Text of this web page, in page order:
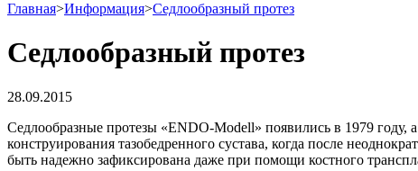
Главная>Информация>Седлообразный протез
Седлообразный протез
28.09.2015
Седлообразные протезы «ENDO-Modell» появились в 1979 году,
конструирования тазобедренного сустава, когда после
быть надежно зафиксирована даже при помощи костного